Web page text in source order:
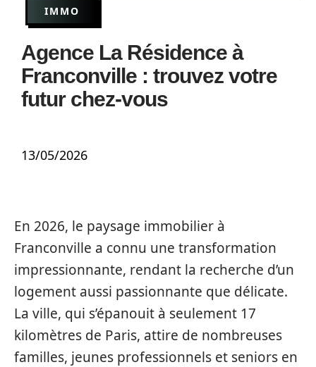
IMMO
Agence La Résidence à
Franconville : trouvez votre
futur chez-vous
13/05/2026
En 2026, le paysage immobilier à
Franconville a connu une transformation
impressionnante, rendant la recherche d’un
logement aussi passionnante que délicate.
La ville, qui s’épanouit à seulement 17
kilomètres de Paris, attire de nombreuses
familles, jeunes professionnels et seniors en